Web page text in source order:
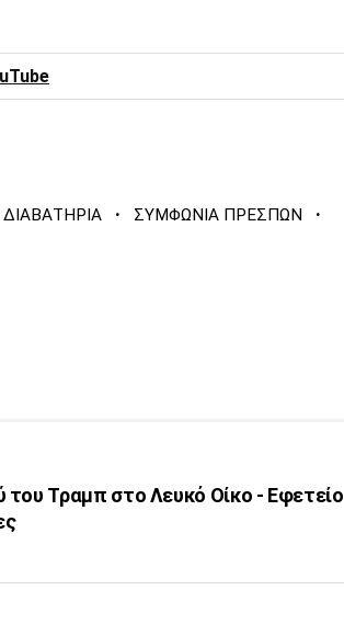
ΔΙΑΒΑΤΗΡΙΑ · ΣΥΜΦΩΝΙΑ ΠΡΕΣΠΩΝ ·
του Τραμπ στο Λευκό Οίκο - Εφετείο